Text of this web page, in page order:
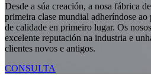
Desde a súa creación, a nosa fábrica
primeira clase mundial adheríndose
de calidade en primeiro lugar. Os
excelente reputación na industria e
clientes novos e antigos.
CONSULTA